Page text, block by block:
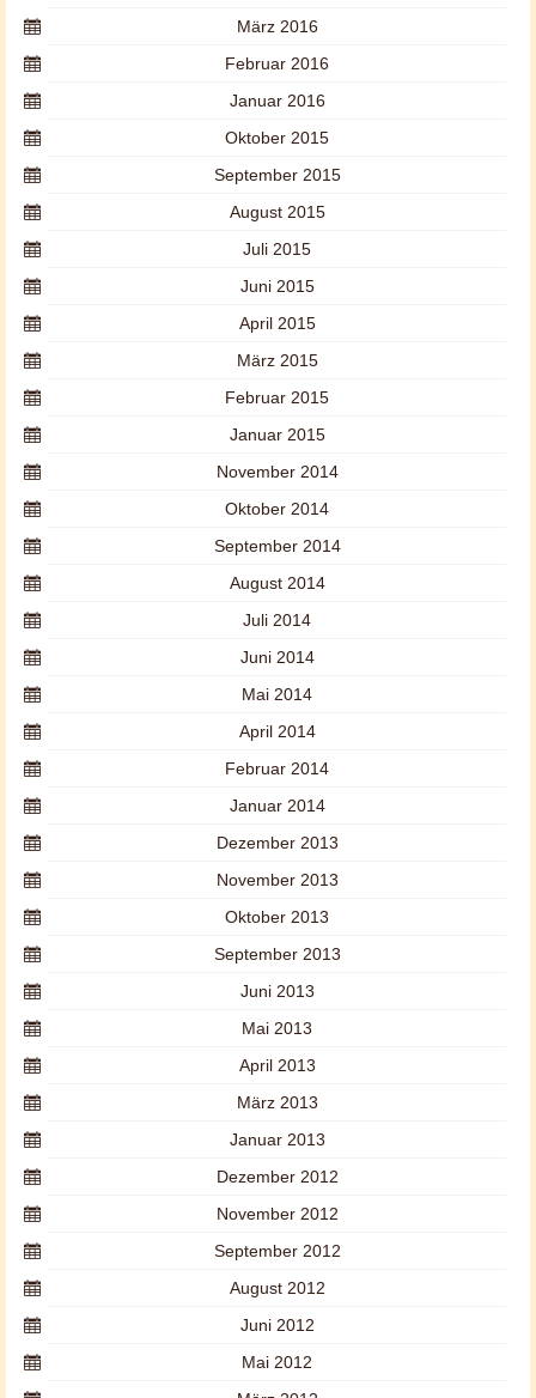
März 2016
Februar 2016
Januar 2016
Oktober 2015
September 2015
August 2015
Juli 2015
Juni 2015
April 2015
März 2015
Februar 2015
Januar 2015
November 2014
Oktober 2014
September 2014
August 2014
Juli 2014
Juni 2014
Mai 2014
April 2014
Februar 2014
Januar 2014
Dezember 2013
November 2013
Oktober 2013
September 2013
Juni 2013
Mai 2013
April 2013
März 2013
Januar 2013
Dezember 2012
November 2012
September 2012
August 2012
Juni 2012
Mai 2012